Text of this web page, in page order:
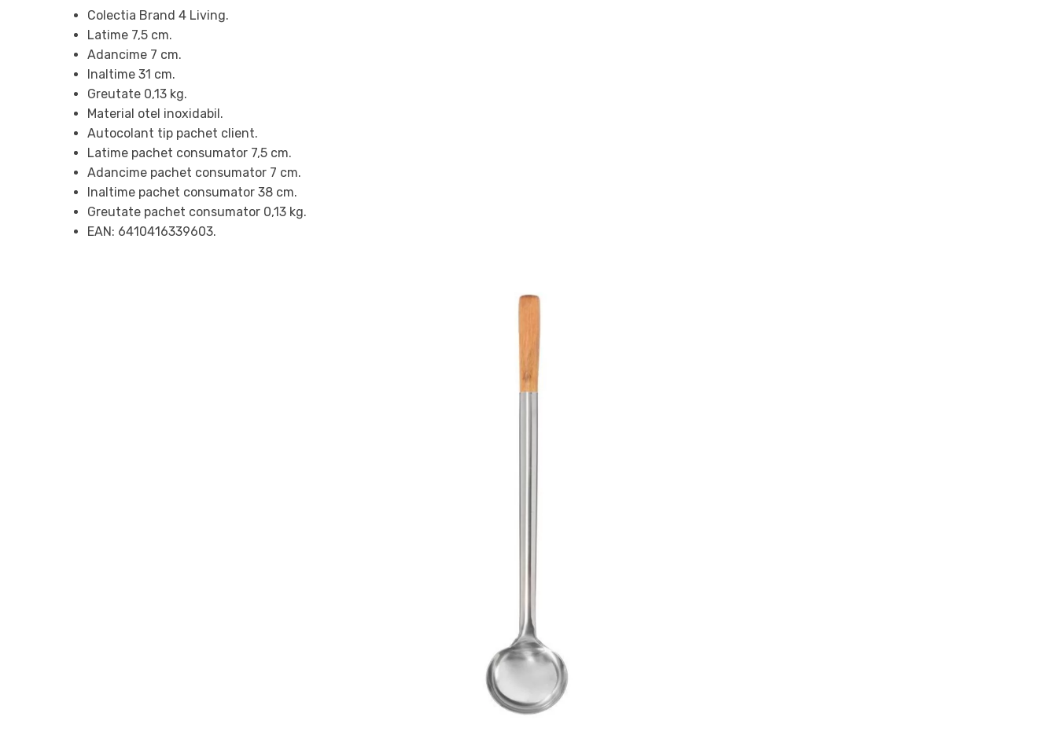
Colectia Brand 4 Living.
Latime 7,5 cm.
Adancime 7 cm.
Inaltime 31 cm.
Greutate 0,13 kg.
Material otel inoxidabil.
Autocolant tip pachet client.
Latime pachet consumator 7,5 cm.
Adancime pachet consumator 7 cm.
Inaltime pachet consumator 38 cm.
Greutate pachet consumator 0,13 kg.
EAN: 6410416339603.